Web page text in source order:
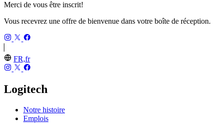
Merci de vous être inscrit!
Vous recevrez une offre de bienvenue dans votre boîte de réception.
FR,fr
Logitech
Notre histoire
Emplois